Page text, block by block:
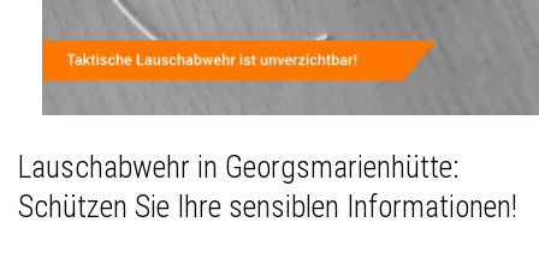
Lauschabwehr in Georgsmarienhütte:
Schützen Sie Ihre sensiblen Informationen!